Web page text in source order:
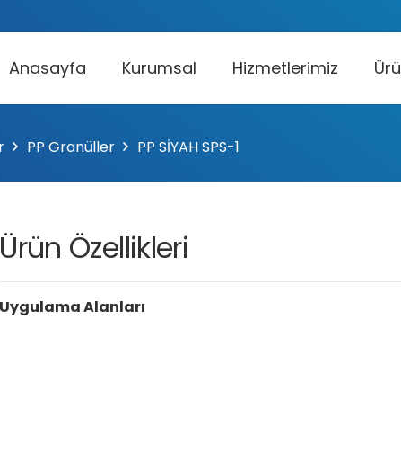
Anasayfa Kurumsal Hizmetlerimiz
PP Granüller PP SİYAH SPS-1
Ürün Özellikleri
Uygulama Alanları